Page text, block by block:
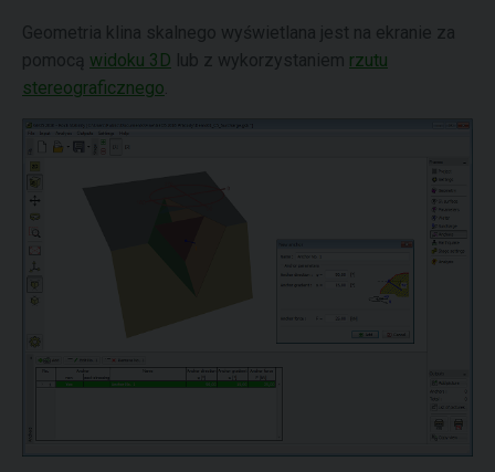
Geometria klina skalnego wyświetlana jest na ekranie za
pomocą widoku 3D lub z wykorzystaniem rzutu
stereograficznego